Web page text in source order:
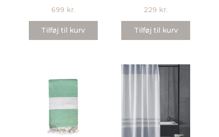
699 kr.
Tilføj til kurv
229 kr.
Tilføj til kurv